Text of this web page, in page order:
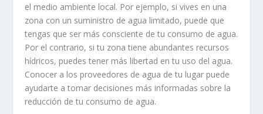
el medio ambiente local. Por ejemplo, si vives en una
zona con un suministro de agua limitado, puede que
tengas que ser más consciente de tu consumo de agua.
Por el contrario, si tu zona tiene abundantes recursos
hídricos, puedes tener más libertad en tu uso del agua.
Conocer a los proveedores de agua de tu lugar puede
ayudarte a tomar decisiones más informadas sobre la
reducción de tu consumo de agua.